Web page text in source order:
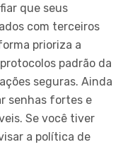
que seus
com terceiros
prioriza a
padrão da
seguras. Ainda
senhas fortes e
Se você tiver
a política de